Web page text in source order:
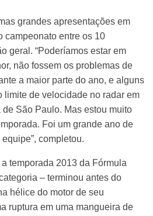
grandes apresentações em
campeonato entre os 10
geral. “Poderíamos estar em
não fossem os problemas de
a maior parte do ano, e alguns
limite de velocidade no radar em
São Paulo. Mas estou muito
Foi um grande ano de
completou.
temporada 2013 da Fórmula
– terminou antes do
hélice do motor de seu
ruptura em uma mangueira de